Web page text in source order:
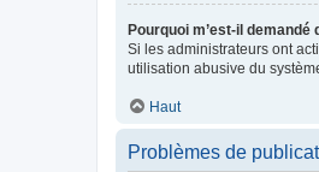
Pourquoi m’est-il
Si les administrateurs ont
utilisation abusive du
Haut
Problèmes de